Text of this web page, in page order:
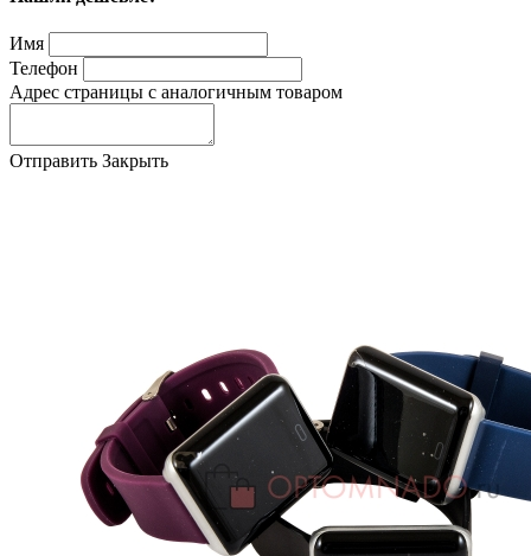
Имя
Телефон
Адрес страницы с аналогичным товаром
Отправить Закрыть